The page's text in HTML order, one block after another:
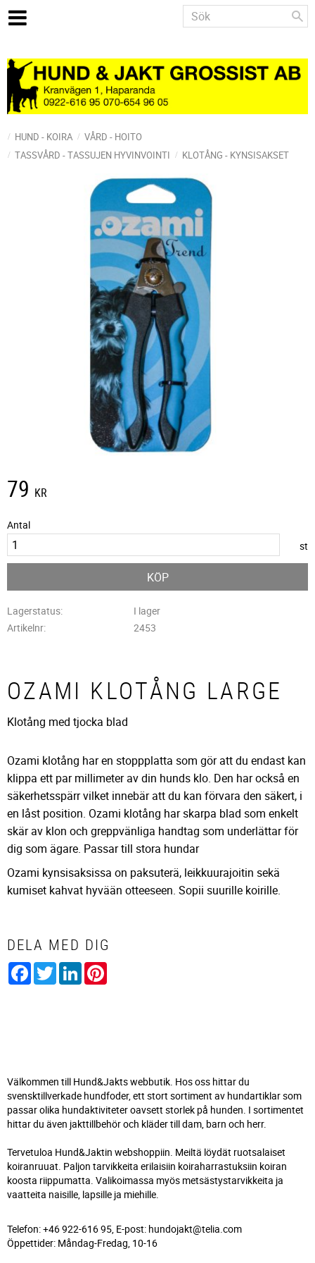
HUND - KOIRA
VÅRD - HOITO
TASSVÅRD - TASSUJEN HYVINVOINTI
KLOTÅNG - KYNSISAKSET
79 KR
Antal
st
KÖP
Lagerstatus
I lager
Artikelnr
2453
OZAMI KLOTÅNG LARGE
Klotång med tjocka blad
Ozami klotång har en stoppplatta som gör att du endast kan
klippa ett par millimeter av din hunds klo. Den har också en
säkerhetsspärr vilket innebär att du kan förvara den säkert, i
en låst position. Ozami klotång har skarpa blad som enkelt
skär av klon och greppvänliga handtag som underlättar för
dig som ägare. Passar till stora hundar
Ozami kynsisaksissa on paksuterä, leikkuurajoitin sekä
kumiset kahvat hyvään otteeseen. Sopii suurille koirille.
DELA MED DIG
Facebook
TwitterLinkedIn
Välkommen till Hund&Jakts webbutik. Hos oss hittar du
svensktillverkade hundfoder, ett stort sortiment av hundartiklar som
passar olika hundaktiviteter oavsett storlek på hunden. I sortimentet
hittar du även jakttillbehör och kläder till dam, barn och herr.
Tervetuloa Hund&Jaktin webshoppiin. Meiltä löydät ruotsalaiset
koiranruuat. Paljon tarvikkeita erilaisiin koiraharrastuksiin koiran
koosta riippumatta. Valikoimassa myös metsästystarvikkeita ja
vaatteita naisille, lapsille ja miehille.
Telefon: +46 922-616 95, E-post: hundojakt@telia.com
Öppettider: Måndag-Fredag, 10-16